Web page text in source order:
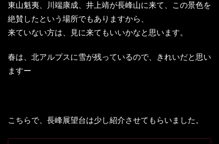
東山魁夷、川端康成、井上靖が長峰山に来て、この景色を
絶賛したという場所でもありますから、
来ていない方は、見に来てもいいかなと思います。
春は、北アルプスに雪が残っているので、きれいだと思い
ますー
こちらで、長峰展望台は少し紹介させてもらいました。